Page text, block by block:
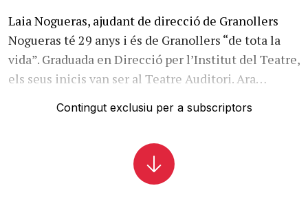
Laia Nogueras, ajudant de direcció de Granollers
Nogueras té 29 anys i és de Granollers “de tota la
vida”. Graduada en Direcció per l’Institut del Teatre,
els seus inicis van ser al Teatre Auditori. Ara…
Contingut exclusiu per a subscriptors